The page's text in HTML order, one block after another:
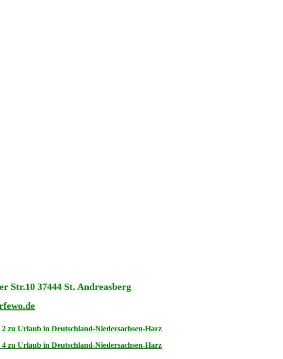
Str.10 37444 St. Andreasberg
zu Urlaub in Deutschland-Niedersachsen-Harz
zu Urlaub in Deutschland-Niedersachsen-Harz